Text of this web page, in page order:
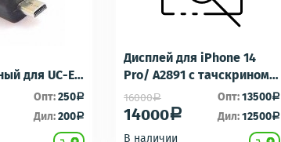
для UC-E6
зарядка/
к пк для
Опт:250a
Дил:200a
Дисплей для iPhone 14
Pro/ A2891 с тачскрином
Черный - OR100 с разбора
идеальное состояние
16000a
14000a
Опт:13500a
Дил:12500a
В наличии